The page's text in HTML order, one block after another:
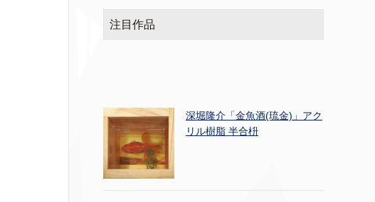
注目作品
深堀隆介「金魚酒(琉金)」アク
リル樹脂 半合枡